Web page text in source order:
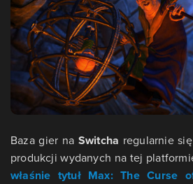
Baza gier na Switcha regularnie
produkcji wydanych na tej
właśnie tytuł Max: The Curse